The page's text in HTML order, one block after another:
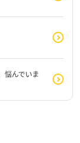
悩んでいま